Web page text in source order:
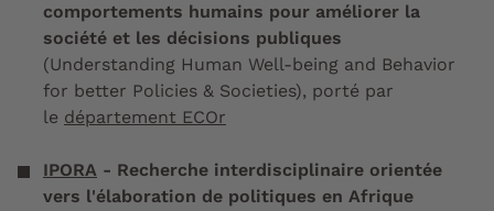
comportements humains pour améliorer la
société et les décisions publiques
(Understanding Human Well-being and Behavior
for better Policies & Societies), porté par
le département ECOr
IPORA - Recherche interdisciplinaire orientée
vers l'élaboration de politiques en Afrique